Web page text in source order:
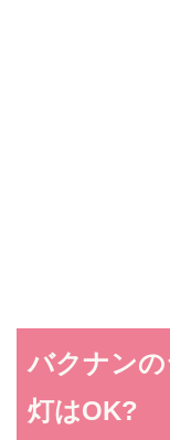
バクナン
灯はOK?